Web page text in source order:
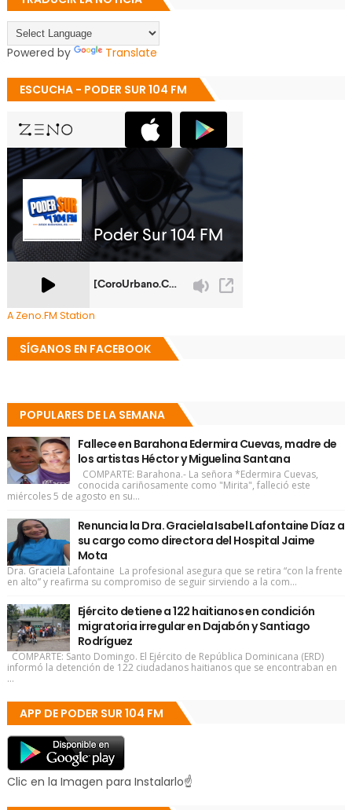
Powered by Translate
ESCUCHA - PODER SUR 104 FM
A Zeno.FM Station
SÍGANOS EN FACEBOOK
POPULARES DE LA SEMANA
Fallece en Barahona Edermira Cuevas, madre de
los artistas Héctor y Miguelina Santana
COMPARTE: Barahona.- La señora *Edermira Cuevas,
conocida cariñosamente como "Mirita", falleció este
miércoles 5 de agosto en su...
Renuncia la Dra. Graciela Isabel Lafontaine Díaz a
su cargo como directora del Hospital Jaime
Mota
Dra. Graciela Lafontaine La profesional asegura que se retira “con la frente
en alto” y reafirma su compromiso de seguir sirviendo a la com...
Ejército detiene a 122 haitianos en condición
migratoria irregular en Dajabón y Santiago
Rodríguez
COMPARTE: Santo Domingo. El Ejército de República Dominicana (ERD)
informó la detención de 122 ciudadanos haitianos que se encontraban en
...
APP DE PODER SUR 104 FM
Clic en la Imagen para Instalarlo☝